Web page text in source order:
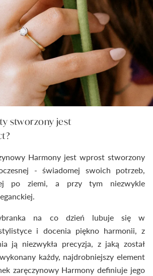
stworzony jest
Harmony jest wprost stworzony
- świadomej swoich potrzeb,
po ziemi, a przy tym niezwykle
na co dzień lubuje się w
i docenia piękno harmonii, z
ją niezwykła precyzja, z jaką został
każdy, najdrobniejszy element
zaręczynowy Harmony definiuje jego